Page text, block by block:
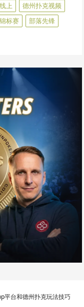
上
德州扑克视频
标赛
部落先锋
平台和德州扑克玩法技巧